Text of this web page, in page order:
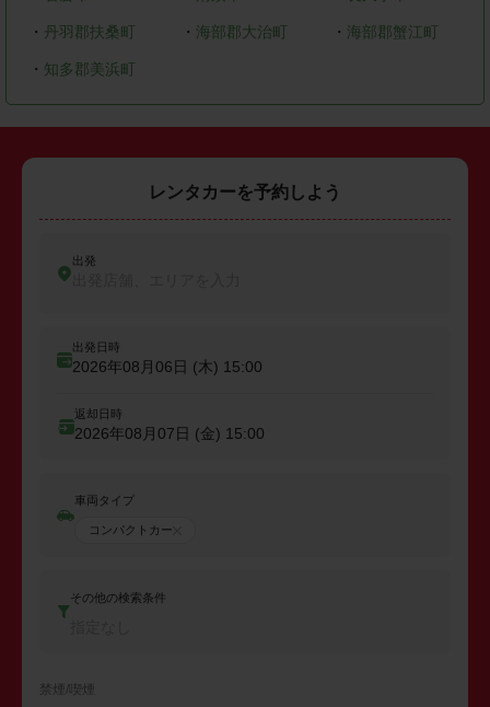
・ 丹羽郡扶桑町 ・ 海部郡大治町 ・ 海部郡蟹江町
・ 知多郡美浜町
レンタカーを予約しよう
出発
出発日時
2026年08月06日 (木) 15:00
返却日時
2026年08月07日 (金) 15:00
車両タイプ
コンパクトカー
その他の検索条件
禁煙/喫煙